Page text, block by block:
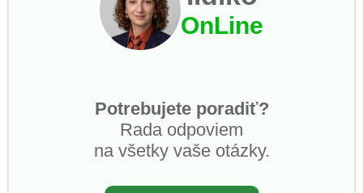
OnLine
Potrebujete poradiť?
Rada odpoviem
na všetky vaše otázky.